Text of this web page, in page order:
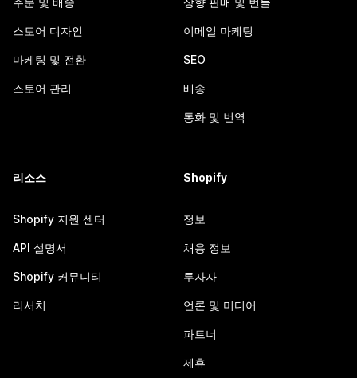
스토어 디자인
마케팅 및 전환
스토어 관리
이메일 마케팅
SEO
배송
통화 및 번역
리소스
Shopify 지원 센터
API 설명서
Shopify 커뮤니티
리서치
Shopify
정보
채용 정보
투자자
언론 및 미디어
파트너
제휴